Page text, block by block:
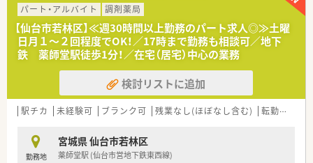
パート・アルバイト
調剤薬局
【仙台市若林区】≪週30時間以上勤務のパート求人◎≫土曜
日月１～２回程度でOK！／17時まで勤務も相談可／地下
鉄 薬師堂駅徒歩1分！／在宅（居宅）中心の業務
検討リストに追加
駅チカ 未経験可 ブランク可 残業なし(ほぼなし含む) 転勤なし
勤務地
宮城県 仙台市若林区
薬師堂駅 (仙台市営地下鉄東西線)